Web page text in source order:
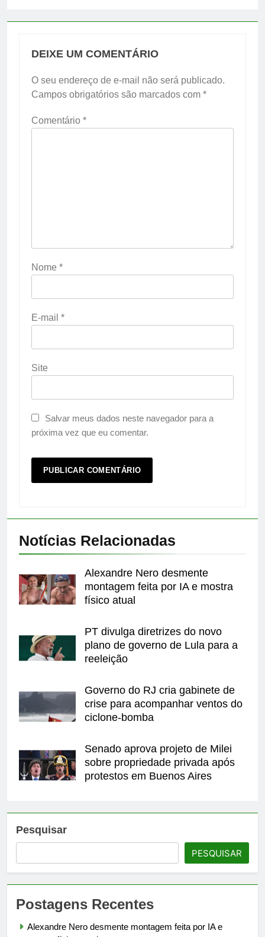
DEIXE UM COMENTÁRIO
O seu endereço de e-mail não será publicado.
Campos obrigatórios são marcados com *
Comentário *
Nome *
E-mail *
Site
Salvar meus dados neste navegador para a
próxima vez que eu comentar.
Notícias Relacionadas
Alexandre Nero desmente
montagem feita por IA e mostra
físico atual
PT divulga diretrizes do novo
plano de governo de Lula para a
reeleição
Governo do RJ cria gabinete de
crise para acompanhar ventos do
ciclone-bomba
Senado aprova projeto de Milei
sobre propriedade privada após
protestos em Buenos Aires
Pesquisar
PESQUISAR
Postagens Recentes
Alexandre Nero desmente montagem feita por IA e